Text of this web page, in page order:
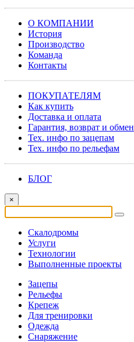
О КОМПАНИИ
История
Производство
Команда
Контакты
ПОКУПАТЕЛЯМ
Как купить
Доставка и оплата
Гарантия, возврат и обмен
Тех. инфо по зацепам
Тех. инфо по рельефам
БЛОГ
×
Скалодромы
Услуги
Технологии
Выполненные проекты
Зацепы
Рельефы
Крепеж
Для тренировки
Одежда
Снаряжение